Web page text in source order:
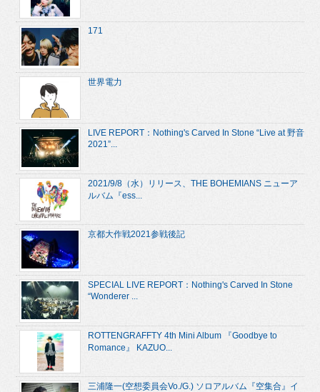
171
世界電力
LIVE REPORT：Nothing's Carved In Stone “Live at 野音
2021”...
2021/9/8（水）リリース、THE BOHEMIANS ニューア
ルバム『ess...
京都大作戦2021参戦後記
SPECIAL LIVE REPORT：Nothing's Carved In Stone
“Wonderer ...
ROTTENGRAFFTY 4th Mini Album 『Goodbye to
Romance』 KAZUO...
三浦隆一(空想委員会Vo./G.) ソロアルバム『空集合』イ